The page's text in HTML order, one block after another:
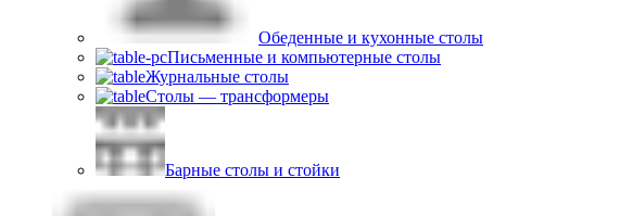
Обеденные и кухонные столы
Письменные и компьютерные столы
Журнальные столы
Столы — трансформеры
Барные столы и стойки